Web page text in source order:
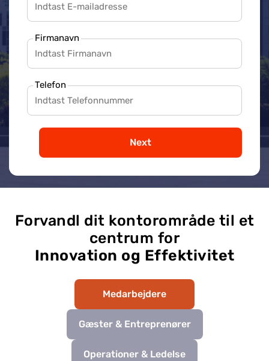
Firmanavn
Telefon
Next
Forvandl dit kontorområde til et
centrum for
Innovation og Effektivitet
Medarbejdere
Gæster & Entreprenører
Operationer & Ledelse